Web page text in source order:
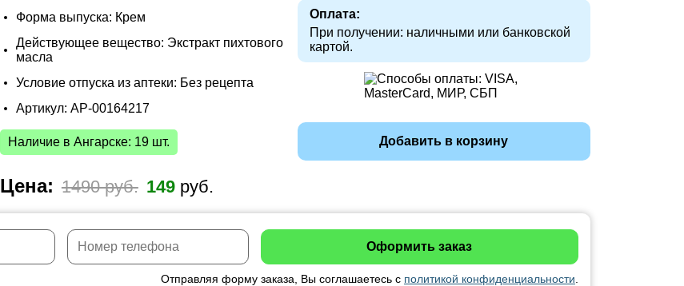
Форма выпуска: Крем
Действующее вещество: Экстракт пихтового
масла
Условие отпуска из аптеки: Без рецепта
Артикул: AP-00164217
Наличие в Ангарске: 19 шт.
Цена: 1490 руб. 149руб.
Оплата:
При получении: наличными или банковской
картой.
Добавить в корзину
Отправляя форму заказа, Вы соглашаетесь с политикой конфиденциальности